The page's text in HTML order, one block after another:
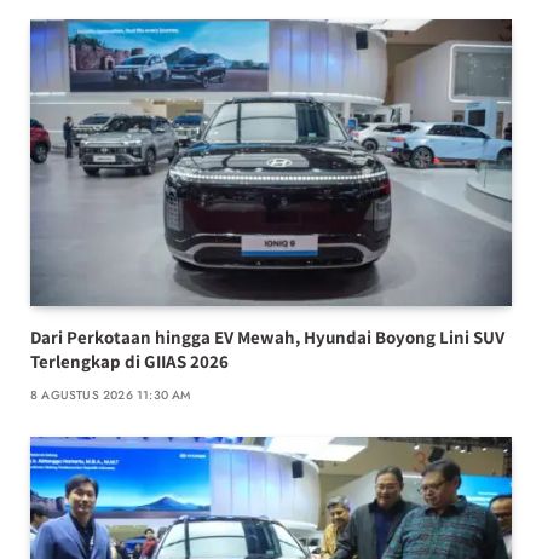
Dari Perkotaan hingga EV Mewah, Hyundai Boyong Lini SUV
Terlengkap di GIIAS 2026
8 AGUSTUS 2026 11:30 AM